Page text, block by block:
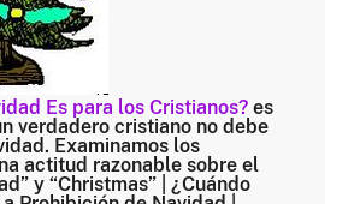
Es para los Cristianos? es
verdadero cristiano no debe
Examinamos los
actitud razonable sobre el
y “Christmas” | ¿Cuándo